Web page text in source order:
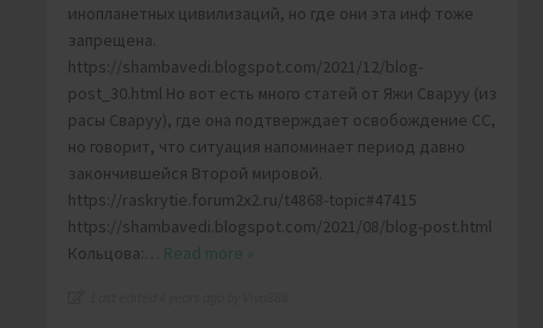
инопланетных цивилизаций, но где они эта инф тоже
запрещена.
https://shambavedi.blogspot.com/2021/12/blog-
post_30.html Но вот есть много статей от Яжи Сваруу (из
расы Сваруу), где она подтверждает освобождение СС,
но говорит, что ситуация напоминает период давно
закончившейся Второй мировой.
https://raskrytie.forum2x2.ru/t4868-topic#47415
https://shambavedi.blogspot.com/2021/08/blog-post.html
Кольцова:… Read more »